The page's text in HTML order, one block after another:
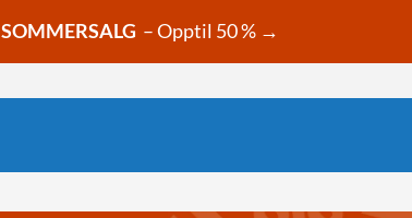
SOMMERSALG – Opptil 50 % →